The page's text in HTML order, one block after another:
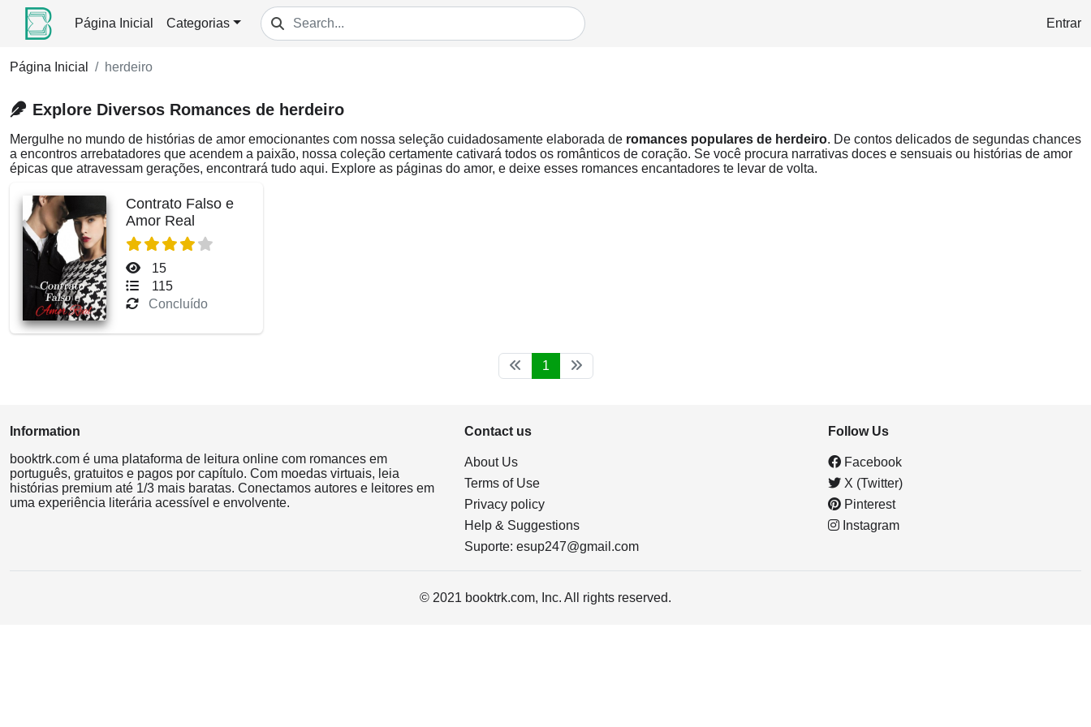
Página Inicial Categorias Entrar
Página Inicial herdeiro
Explore Diversos Romances de herdeiro
Mergulhe no mundo de histórias de amor emocionantes com nossa seleção cuidadosamente elaborada de romances populares de herdeiro. De contos delicados de segundas chances
a encontros arrebatadores que acendem a paixão, nossa coleção certamente cativará todos os românticos de coração. Se você procura narrativas doces e sensuais ou histórias de amor
épicas que atravessam gerações, encontrará tudo aqui. Explore as páginas do amor, e deixe esses romances encantadores te levar de volta.
Contrato Falso e
Amor Real
15
115
Concluído
1
Information
booktrk.com é uma plataforma de leitura online com romances em
português, gratuitos e pagos por capítulo. Com moedas virtuais, leia
histórias premium até 1/3 mais baratas. Conectamos autores e leitores em
uma experiência literária acessível e envolvente.
Contact us
About Us
Terms of Use
Privacy policy
Help & Suggestions
Suporte: esup247@gmail.com
Follow Us
Facebook
X (Twitter)
Pinterest
Instagram
© 2021 booktrk.com, Inc. All rights reserved.